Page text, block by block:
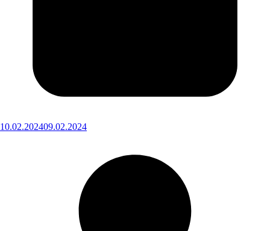
10.02.202409.02.2024